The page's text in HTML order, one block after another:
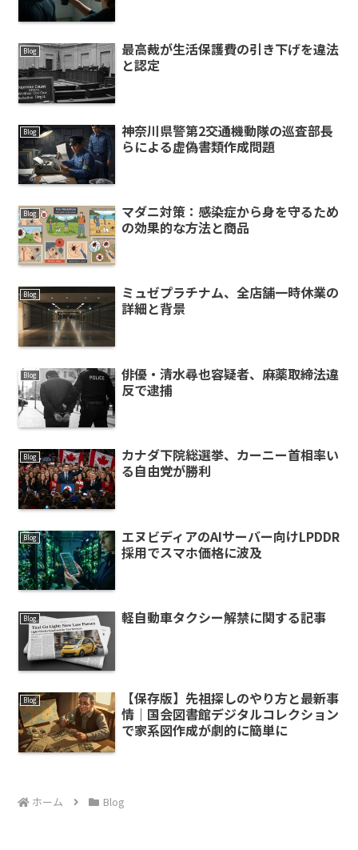
Blog
最高裁が生活保護費の引き下げを違法
と認定
Blog
神奈川県警第2交通機動隊の巡査部長
らによる虚偽書類作成問題
Blog
マダニ対策：感染症から身を守るため
の効果的な方法と商品
Blog
ミュゼプラチナム、全店舗一時休業の
詳細と背景
Blog
俳優・清水尋也容疑者、麻薬取締法違
反で逮捕
Blog
カナダ下院総選挙、カーニー首相率い
る自由党が勝利
Blog
エヌビディアのAIサーバー向けLPDDR
採用でスマホ価格に波及
Blog 軽自動車タクシー解禁に関する記事
Blog
【保存版】先祖探しのやり方と最新事
情｜国会図書館デジタルコレクション
で家系図作成が劇的に簡単に
ホーム Blog